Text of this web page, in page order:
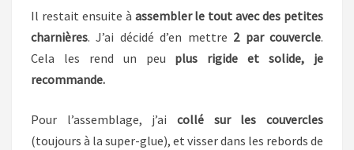
Il restait ensuite à assembler le tout avec des petites
charnières. J’ai décidé d’en mettre 2 par couvercle.
Cela les rend un peu plus rigide et solide, je
recommande.
Pour l’assemblage, j’ai collé sur les couvercles
(toujours à la super-glue), et visser dans les rebords de